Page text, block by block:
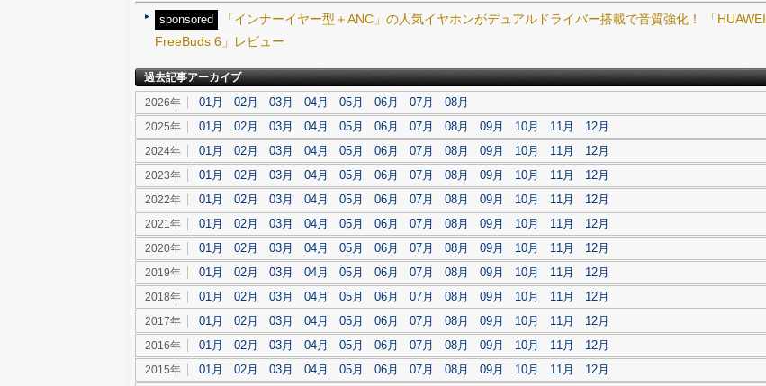
sponsored
「インナーイヤー型＋ANC」の人気イヤホンがデュアルドライバー搭載で音質強化！ 「HUAWEI
FreeBuds 6」レビュー
過去記事アーカイブ
2026年
01月 02月 03月 04月 05月 06月 07月 08月
2025年 01月 02月 03月 04月 05月 06月 07月 08月 09月 10月 11月 12月
2024年 01月 02月 03月 04月 05月 06月 07月 08月 09月 10月 11月 12月
2023年 01月 02月 03月 04月 05月 06月 07月 08月 09月 10月 11月 12月
2022年 01月 02月 03月 04月 05月 06月 07月 08月 09月 10月 11月 12月
2021年 01月 02月 03月 04月 05月 06月 07月 08月 09月 10月 11月 12月
2020年 01月 02月 03月 04月 05月 06月 07月 08月 09月 10月 11月 12月
2019年 01月 02月 03月 04月 05月 06月 07月 08月 09月 10月 11月 12月
2018年 01月 02月 03月 04月 05月 06月 07月 08月 09月 10月 11月 12月
2017年 01月 02月 03月 04月 05月 06月 07月 08月 09月 10月 11月 12月
2016年 01月 02月 03月 04月 05月 06月 07月 08月 09月 10月 11月 12月
2015年 01月 02月 03月 04月 05月 06月 07月 08月 09月 10月 11月 12月